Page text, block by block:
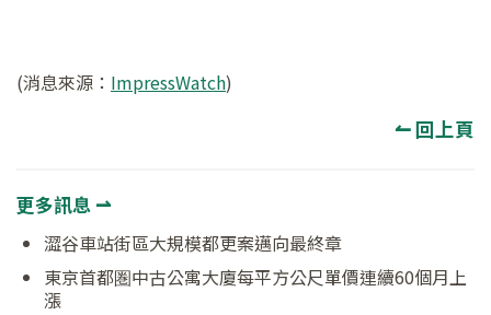
(消息來源： ImpressWatch)
↼ 回上頁
更多訊息 ⇀
澀谷車站街區大規模都更案邁向最終章
東京首都圏中古公寓大廈每平方公尺單價連續60個月上
漲